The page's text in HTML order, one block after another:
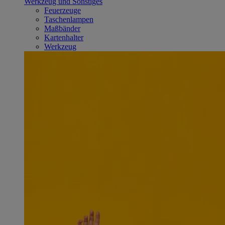
Feuerzeuge
Taschenlampen
Maßbänder
Kartenhalter
Werkzeug